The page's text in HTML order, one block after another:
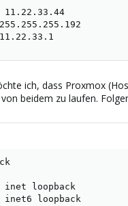
11.22.33.44
ich, dass Proxmox
beidem zu laufen.
loopback
loopback